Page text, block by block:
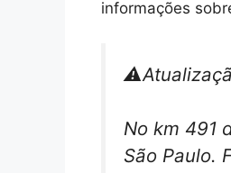
informações
No km 491
São Paulo.